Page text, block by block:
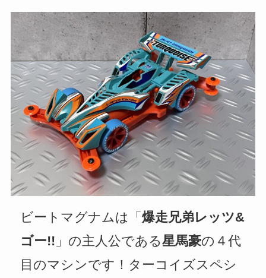
ビートマグナムは「爆走兄弟レッツ&
ゴー!! 」の主人公である星馬豪の４代
目のマシンです！ターコイズスペシ